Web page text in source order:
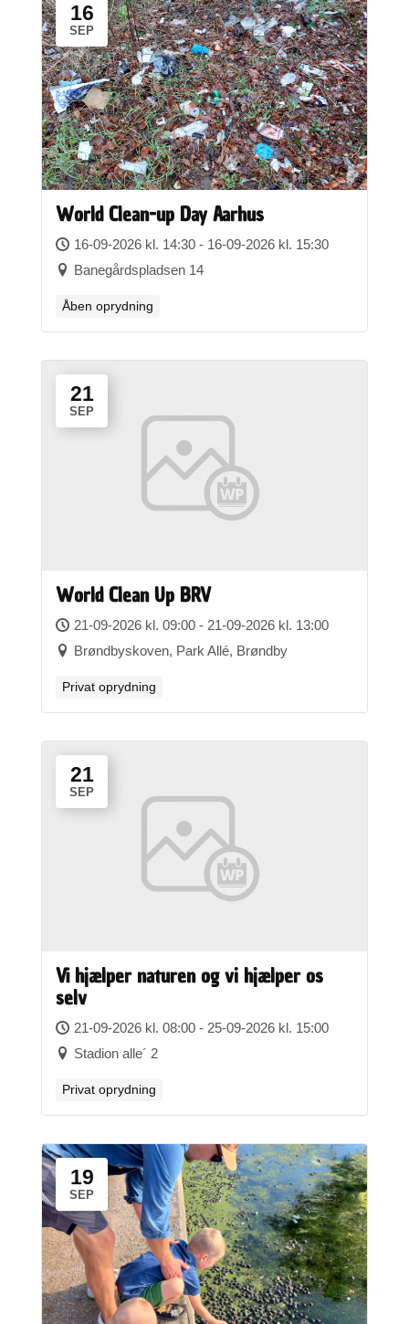
16
SEP
World Clean-up Day Aarhus
16-09-2026 kl. 14:30 - 16-09-2026 kl. 15:30
Banegårdspladsen 14
Åben oprydning
21
SEP
World Clean Up BRV
21-09-2026 kl. 09:00 - 21-09-2026 kl. 13:00
Brøndbyskoven, Park Allé, Brøndby
Privat oprydning
21
SEP
Vi hjælper naturen og vi hjælper os
selv
21-09-2026 kl. 08:00 - 25-09-2026 kl. 15:00
Stadion alle´ 2
Privat oprydning
19
SEP